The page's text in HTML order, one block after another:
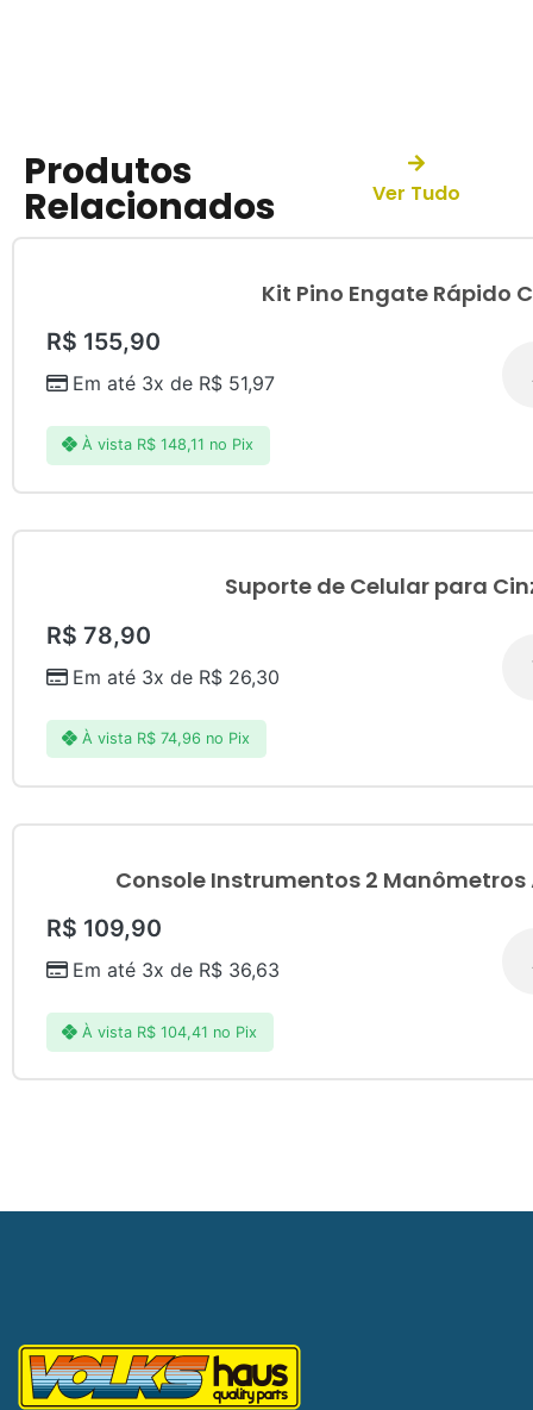
Produtos
Relacionados Ver Tudo
Kit Pino Engate Rápido
R$ 155,90
Em até 3x de R$51,97
À vista R$ 148,11 no Pix
Suporte de Celular para
R$ 78,90
Em até 3x de R$26,30
À vista R$ 74,96 no Pix
Console Instrumentos 2
R$ 109,90
Em até 3x de R$36,63
À vista R$ 104,41 no Pix